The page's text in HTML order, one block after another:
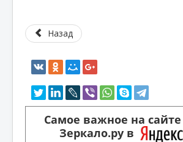
Назад
Самое важное на
Зеркало.ру в